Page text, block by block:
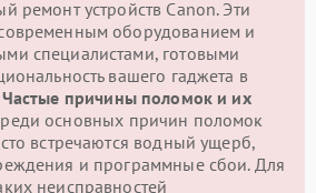
ремонт устройств Canon. Эти
оборудованием и
специалистами, готовыми
вашего гаджета в
Частые причины поломок и их
основных причин поломок
встречаются водный ущерб,
и программные сбои. Для
неисправностей